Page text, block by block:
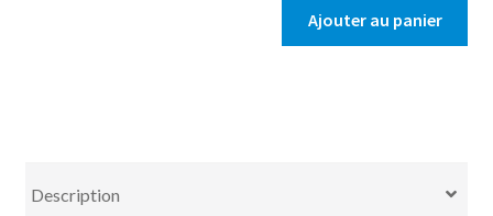
Ajouter au panier
Description